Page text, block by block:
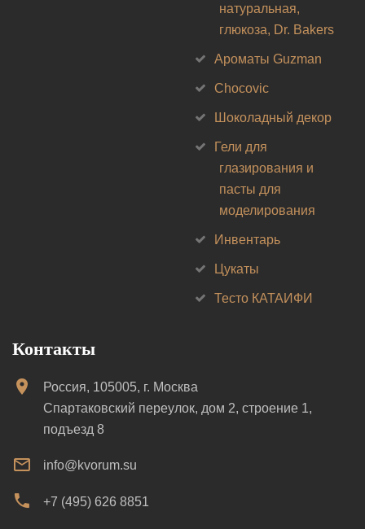
натуральная,
глюкоза, Dr. Bakers
Ароматы Guzman
Chocovic
Шоколадный декор
Гели для
глазирования и
пасты для
моделирования
Инвентарь
Цукаты
Тесто КАТАИФИ
Контакты
Россия, 105005, г. Москва
Спартаковский переулок, дом 2, строение 1,
подъезд 8
info@kvorum.su
+7 (495) 626 8851